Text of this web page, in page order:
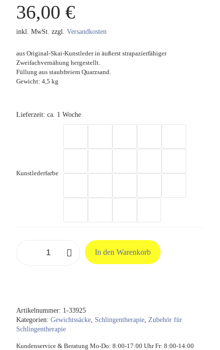
36,00 €
inkl. MwSt. zzgl. Versandkosten
aus Original-Skai-Kunstleder in äußerst strapazierfähiger
Zweifachvernähung hergestellt.
Füllung aus staubfreiem Quarzsand.
Gewicht: 4,5 kg
Lieferzeit: ca. 1 Woche
Kunstlederfarbe
-
4,5
kg
In den Warenkorb
Artikelnummer: 1-33925
Kategorien: Gewichtssäcke Schlingentherapie Zubehör für
Schlingentherapie
Kundenservice & Beratung Mo-Do: 8:00-17:00 Uhr Fr: 8:00-14:00